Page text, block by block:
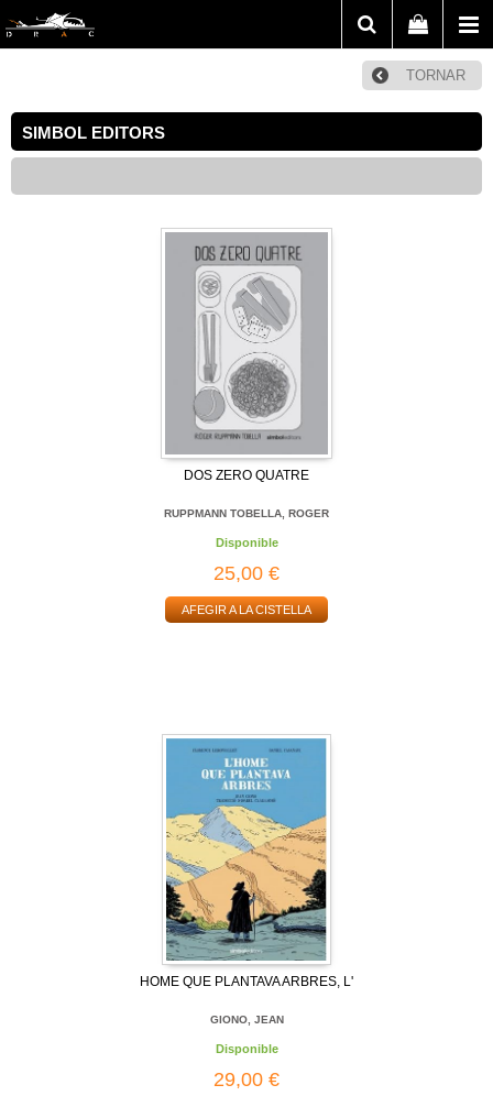
TORNAR
SIMBOL EDITORS
DOS ZERO QUATRE
RUPPMANN TOBELLA, ROGER
Disponible
25,00 €
AFEGIR A LA CISTELLA
HOME QUE PLANTAVA ARBRES, L'
GIONO, JEAN
Disponible
29,00 €